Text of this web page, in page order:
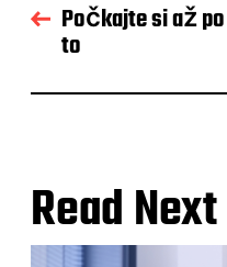
Počkajte si až
to
Read Next